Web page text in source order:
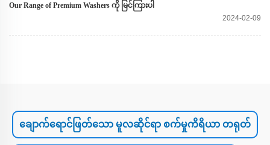
Our Range of Premium Washers ကို မြင်ကြားပါ
2024-02-09
ချောက်ရောင်ဖြတ်သော မူလဆိုင်ရာ စက်မှုကိရိယာ တရုတ်